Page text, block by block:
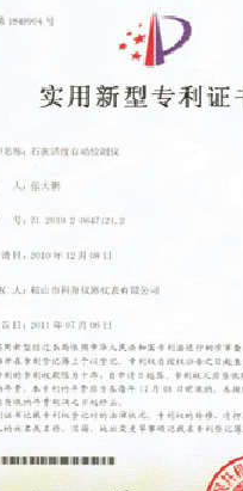
渣等高温物性检测设备
测定仪
理检测及制样设备
硫仪等
平台